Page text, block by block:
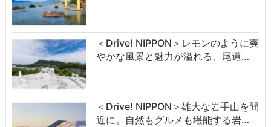
＜Drive! NIPPON＞レモンのように爽
やかな風景と魅力が溢れる、尾道…
＜Drive! NIPPON＞雄大な岩手山を間
近に。自然もグルメも堪能する岩…